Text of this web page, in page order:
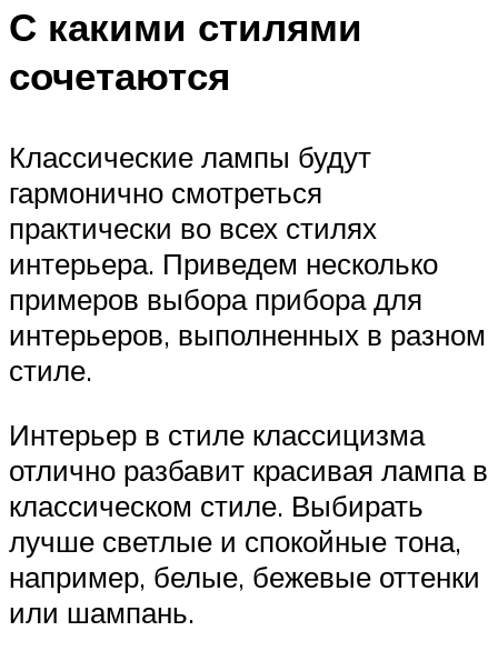
С какими стилями
сочетаются
Классические лампы будут
гармонично смотреться
практически во всех стилях
интерьера. Приведем несколько
примеров выбора прибора для
интерьеров, выполненных в разном
стиле.
Интерьер в стиле классицизма
отлично разбавит красивая лампа в
классическом стиле. Выбирать
лучше светлые и спокойные тона,
например, белые, бежевые оттенки
или шампань.